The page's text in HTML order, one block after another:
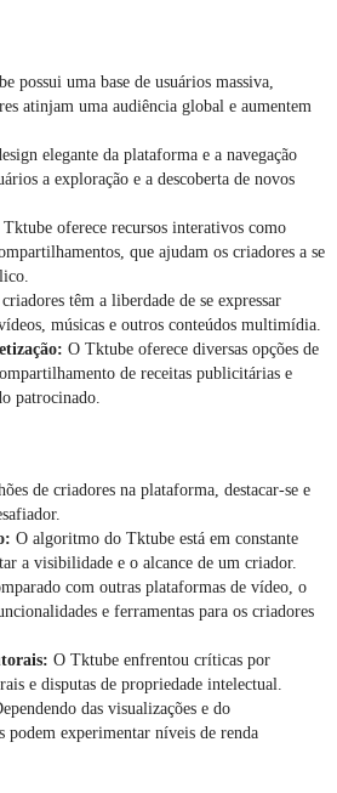
possui uma base de usuários massiva,
atinjam uma audiência global e aumentem
elegante da plataforma e a navegação
a exploração e a descoberta de novos
Tktube oferece recursos interativos como
que ajudam os criadores a se
têm a liberdade de se expressar
músicas e outros conteúdos multimídia.
O Tktube oferece diversas opções de
de receitas publicitárias e
patrocinado.
de criadores na plataforma, destacar-se e
O algoritmo do Tktube está em constante
a visibilidade e o alcance de um criador.
com outras plataformas de vídeo, o
e ferramentas para os criadores
O Tktube enfrentou críticas por
e disputas de propriedade intelectual.
das visualizações e do
podem experimentar níveis de renda